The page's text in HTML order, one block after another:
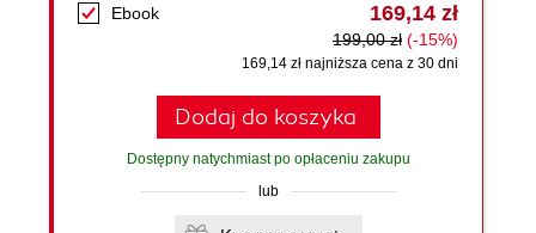
Ebook 169,14 zł
199,00 zł (-15%)
169,14 zł najniższa cena z 30 dni
Dodaj do koszyka
Dostępny natychmiast po opłaceniu zakupu
lub